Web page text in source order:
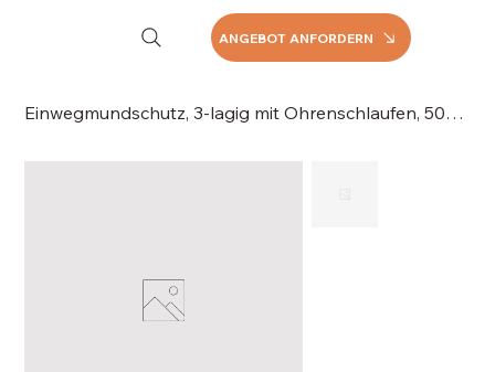
ANGEBOT ANFORDERN
Einwegmundschutz, 3-lagig mit Ohrenschlaufen, 50St./Pack, 056-070